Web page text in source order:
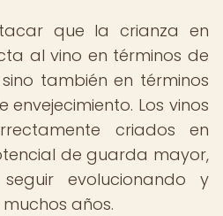
que la crianza en
al vino en términos de
también en términos
Los vinos
criados en
de guarda mayor,
evolucionando y
años.